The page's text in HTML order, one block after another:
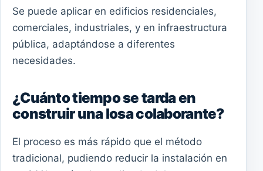
Se puede aplicar en edificios residenciales,
comerciales, industriales, y en infraestructura
pública, adaptándose a diferentes
necesidades.
¿Cuánto tiempo se tarda en
construir una losa colaborante?
El proceso es más rápido que el método
tradicional, pudiendo reducir la instalación en